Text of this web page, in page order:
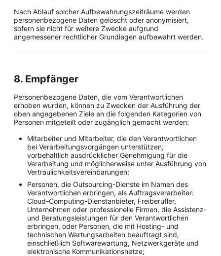
Nach Ablauf solcher Aufbewahrungszeiträume werden
personenbezogene Daten gelöscht oder anonymisiert,
sofern sie nicht für weitere Zwecke aufgrund
angemessener rechtlicher Grundlagen aufbewahrt werden.
8. Empfänger
Personenbezogene Daten, die vom Verantwortlichen
erhoben wurden, können zu Zwecken der Ausführung der
oben angegebenen Ziele an die folgenden Kategorien von
Personen mitgeteilt oder zugänglich gemacht werden:
Mitarbeiter und Mitarbeiter, die den Verantwortlichen
bei Verarbeitungsvorgängen unterstützen,
vorbehaltlich ausdrücklicher Genehmigung für die
Verarbeitung und möglicherweise unter Ausführung von
Vertraulichkeitsvereinbarungen;
Personen, die Outsourcing-Dienste im Namen des
Verantwortlichen erbringen, als Auftragsverarbeiter:
Cloud-Computing-Dienstanbieter, Freiberufler,
Unternehmen oder professionelle Firmen, die Assistenz-
und Beratungsleistungen für den Verantwortlichen
erbringen, oder Personen, die mit Hosting- und
technischen Wartungsarbeiten beauftragt sind,
einschließlich Softwarewartung, Netzwerkgeräte und
elektronische Kommunikationsnetze;